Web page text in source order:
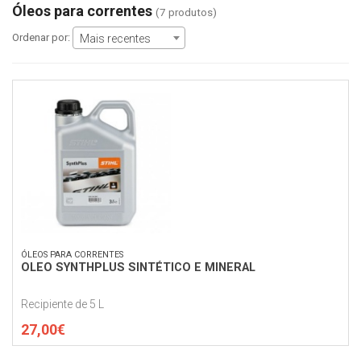
Óleos para correntes (7 produtos)
Ordenar por: Mais recentes
ÓLEOS PARA CORRENTES
OLEO SYNTHPLUS SINTÉTICO E MINERAL
Recipiente de 5 L
27,00€